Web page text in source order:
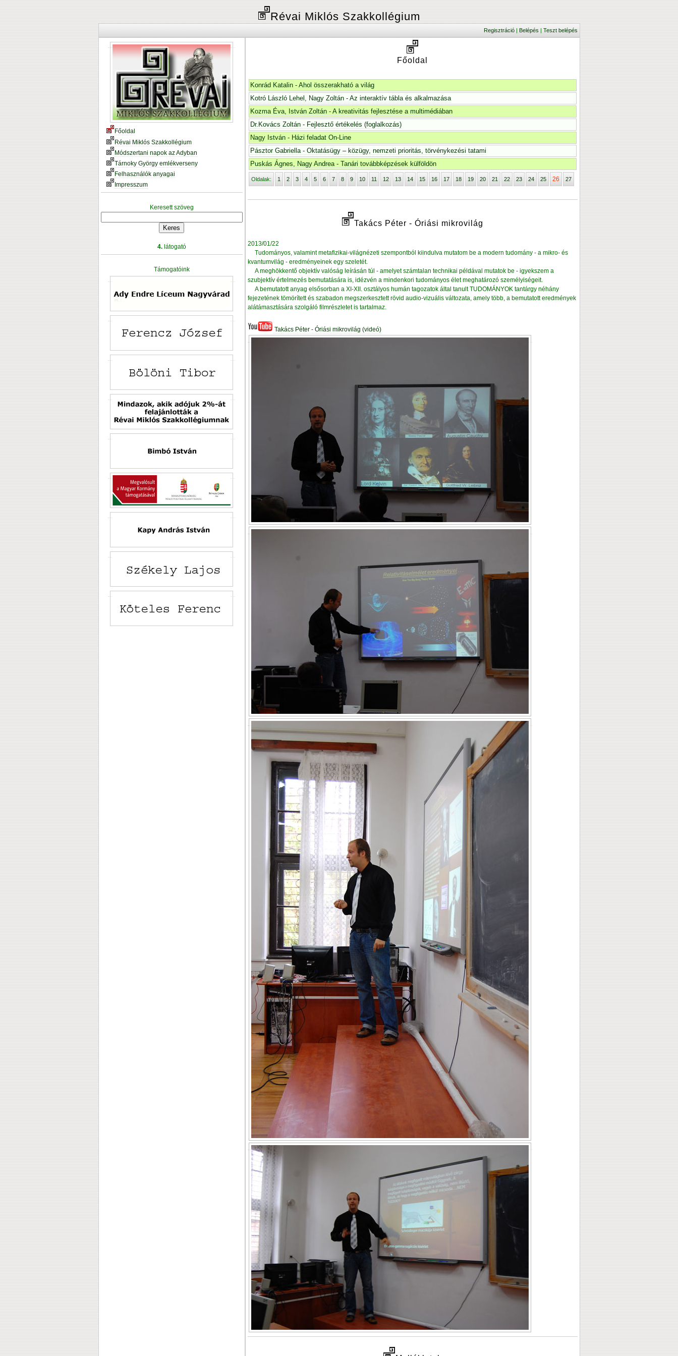
Révai Miklós Szakkollégium
Regisztráció| Belépés | Teszt belépés
Főoldal
Révai Miklós Szakkollégium
Módszertani napok az Adyban
Tárnoky György emlékverseny
Felhasználók anyagai
Impresszum
Keresett szöveg
4.látogató
Támogatóink
Főoldal
Konrád Katalin - Ahol összerakható a világ
Kotró László Lehel, Nagy Zoltán - Az interaktív tábla és alkalmazása
Kozma Éva, István Zoltán - A kreativitás fejlesztése a multimédiában
Dr.Kovács Zoltán - Fejlesztő értékelés (foglalkozás)
Nagy István - Házi feladat On-Line
Pásztor Gabriella - Oktatásügy – közügy, nemzeti prioritás, törvénykezési tatami
Puskás Ágnes, Nagy Andrea - Tanári továbbképzések külföldön
Oldalak: 1 2 3 4 5 6 7 8 9 10 11 12 13 14 15 16 17 18 19 20 21 22 23 24 25 26 27
Takács Péter - Óriási mikrovilág
2013/01/22
Tudományos, valamint metafizikai-világnézeti szempontból kiindulva mutatom be a modern tudomány - a mikro- és
kvantumvilág - eredményeinek egy szeletét.
A meghökkentő objektív valóság leírásán túl - amelyet számtalan technikai példával mutatok be - igyekszem a
szubjektív értelmezés bemutatására is, idézvén a mindenkori tudományos élet meghatározó személyiségeit.
A bemutatott anyag elsősorban a XI-XII. osztályos humán tagozatok által tanult TUDOMÁNYOK tantárgy néhány
fejezetének tömörített és szabadon megszerkesztett rövid audio-vizuális változata, amely több, a bemutatott eredmények
alátámasztására szolgáló filmrészletet is tartalmaz.
Takács Péter - Óriási mikrovilág (videó)